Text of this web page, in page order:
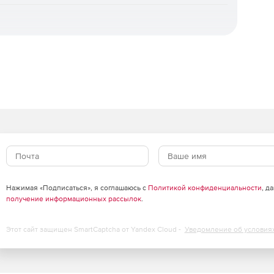
Нажимая «Подписаться», я соглашаюсь с Политикой конфиденциальности,
получение информационных рассылок.
Этот сайт защищен SmartCaptcha от Yandex Cloud - Уведомление об